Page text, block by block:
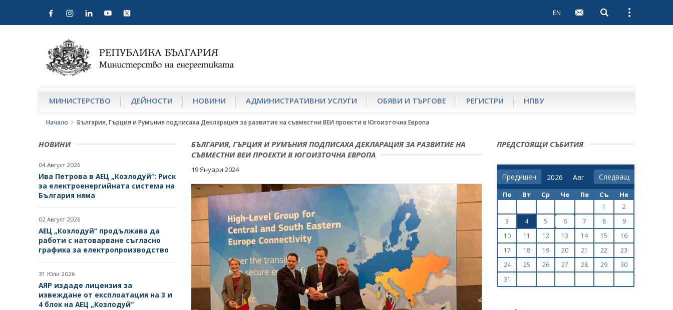
EN Open search
Open
МИНИСТЕРСТВО ДЕЙНОСТИ НОВИНИ АДМИНИСТРАТИВНИ УСЛУГИ ОБЯВИ И ТЪРГОВЕ РЕГИСТРИ НПВУ
Начало България, Гърция и Румъния подписаха Декларация за развитие на съвместни ВЕИ проекти в Югоизточна Европа
НОВИНИ
04 Август 2026
Ива Петрова в АЕЦ „Козлодуй“: Риск
за електроенергийната система на
България няма
02 Август 2026
АЕЦ „Козлодуй“ продължава да
работи с натоварване съгласно
графика за електропроизводство
31 Юли 2026
АЯР издаде лицензия за
извеждане от експлоатация на 3 и
4 блок на АЕЦ „Козлодуй“
БЪЛГАРИЯ, ГЪРЦИЯ И РУМЪНИЯ ПОДПИСАХА ДЕКЛАРАЦИЯ ЗА РАЗВИТИЕ НА
СЪВМЕСТНИ ВЕИ ПРОЕКТИ В ЮГОИЗТОЧНА ЕВРОПА
19 Януари 2024
ПРЕДСТОЯЩИ СЪБИТИЯ
Предишен Следващ
По Вт Ср Че Пе Съ Не
1
2
3
4 5 6 7 8
9
10
11 12 13 14 15
16
17
18 19 20 21 22
23
24
25 26 27 28 29
30
31